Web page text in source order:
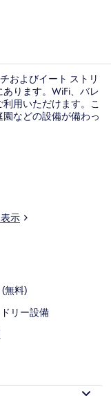
およびイート ストリ
ります。WiFi、バレ
用いただけます。こ
などの設備が備わっ
示
(無料)
リー設備